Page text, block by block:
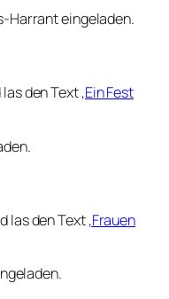
Harrant eingeladen.
den Text‚Ein Fest
las den Text‚Frauen